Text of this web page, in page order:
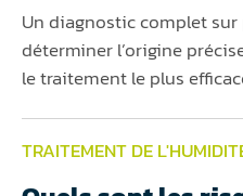
Un diagnostic complet
déterminer l’origine
le traitement le plus
TRAITEMENT DE